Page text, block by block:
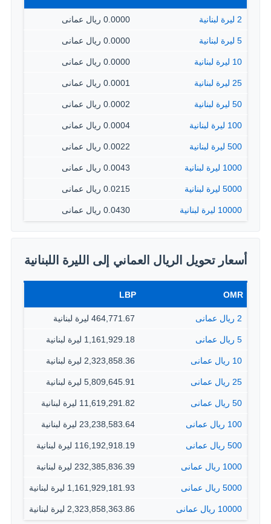
2 ليرة لبنانية 0.0000 ريال عمانى
5 ليرة لبنانية 0.0000 ريال عمانى
10 ليرة لبنانية 0.0000 ريال عمانى
25 ليرة لبنانية 0.0001 ريال عمانى
50 ليرة لبنانية 0.0002 ريال عمانى
100 ليرة لبنانية 0.0004 ريال عمانى
500 ليرة لبنانية 0.0022 ريال عمانى
1000 ليرة لبنانية 0.0043 ريال عمانى
5000 ليرة لبنانية 0.0215 ريال عمانى
10000 ليرة لبنانية 0.0430 ريال عمانى
أسعار تحويل الريال العماني إلى الليرة اللبنانية
OMR
LBP
2 ريال عمانى 464,771.67 ليرة لبنانية
5 ريال عمانى 1,161,929.18 ليرة لبنانية
10 ريال عمانى 2,323,858.36 ليرة لبنانية
25 ريال عمانى 5,809,645.91 ليرة لبنانية
50 ريال عمانى 11,619,291.82 ليرة لبنانية
100 ريال عمانى 23,238,583.64 ليرة لبنانية
500 ريال عمانى 116,192,918.19 ليرة لبنانية
1000 ريال عمانى 232,385,836.39 ليرة لبنانية
5000 ريال عمانى 1,161,929,181.93 ليرة لبنانية
10000 ريال عمانى 2,323,858,363.86 ليرة لبنانية